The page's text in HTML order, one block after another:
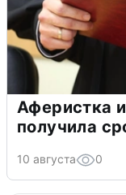
Аферистка
получила
10 августа 0